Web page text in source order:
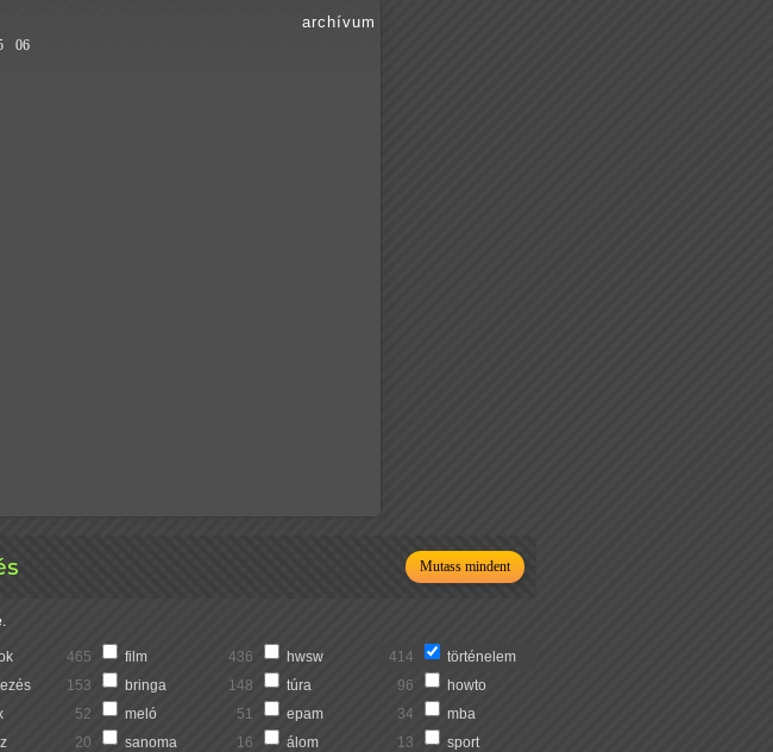
Mutass mindent
465 film 436 hwsw 414
történelem
153 bringa 148 túra 96
howto
52 meló 51 epam 34
mba
20 sanoma 16 álom 13
sport
archívum
06